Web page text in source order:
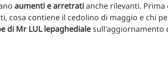
aumenti e arretratianche rilevanti.
cosa contiene il cedolino di maggio e chi
di Mr LUL lepaghedialesull'aggiornamento